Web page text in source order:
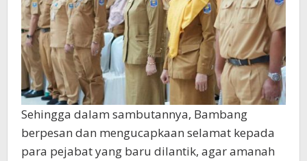
Sehingga dalam sambutannya, Bambang
berpesan dan mengucapkaan selamat kepada
para pejabat yang baru dilantik, agar amanah